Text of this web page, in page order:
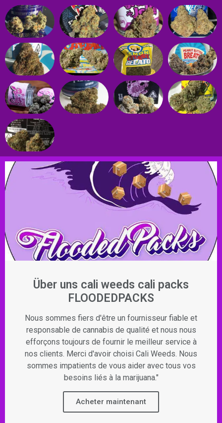
Über uns cali weeds cali packs
FLOODEDPACKS
Nous sommes fiers d'être un fournisseur fiable et
responsable de cannabis de qualité et nous nous
efforçons toujours de fournir le meilleur service à
nos clients. Merci d'avoir choisi Cali Weeds. Nous
sommes impatients de vous aider avec tous vos
besoins liés à la marijuana."
Acheter maintenant